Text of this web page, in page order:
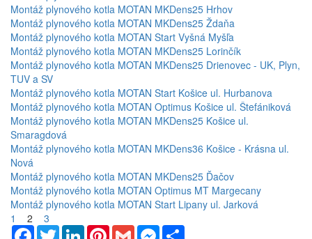
Montáž plynového kotla MOTAN MKDens25 Hrhov
Montáž plynového kotla MOTAN MKDens25 Ždaňa
Montáž plynového kotla MOTAN Start Vyšná Myšľa
Montáž plynového kotla MOTAN MKDens25 Lorinčík
Montáž plynového kotla MOTAN MKDens25 Drienovec - UK, Plyn,
TUV a SV
Montáž plynového kotla MOTAN Start Košice ul. Hurbanova
Montáž plynového kotla MOTAN Optimus Košice ul. Štefániková
Montáž plynového kotla MOTAN MKDens25 Košice ul.
Smaragdová
Montáž plynového kotla MOTAN MKDens36 Košice - Krásna ul.
Nová
Montáž plynového kotla MOTAN MKDens25 Ďačov
Montáž plynového kotla MOTAN Optimus MT Margecany
Montáž plynového kotla MOTAN Start Lipany ul. Jarková
1
2
3
Facebook
TwitterLinkedInPinterestGmail Messenger